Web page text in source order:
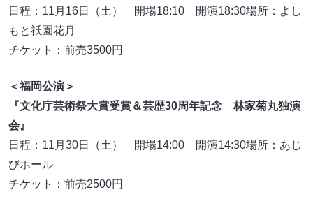
日程：11月16日（土） 開場18:10 開演18:30場所：よし
もと祇園花月
チケット：前売3500円
＜福岡公演＞
『文化庁芸術祭大賞受賞＆芸歴30周年記念 林家菊丸独演
会』
日程：11月30日（土） 開場14:00 開演14:30場所：あじ
びホール
チケット：前売2500円